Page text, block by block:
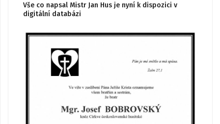
Vše co napsal Mistr Jan Hus je nyní k dispozici v
digitální databázi